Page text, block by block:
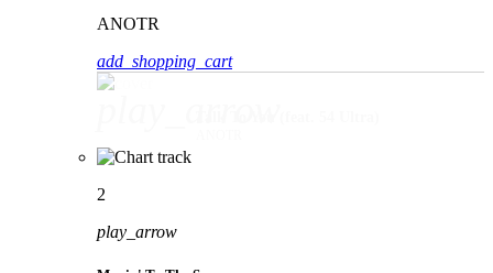
ANOTR
add_shopping_cart
2
play_arrow